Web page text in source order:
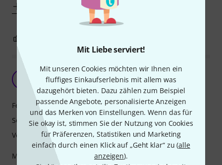
Mit Liebe serviert!
Mit unseren Cookies möchten wir Ihnen ein
fluffiges Einkaufserlebnis mit allem was
dazugehört bieten. Dazu zählen zum Beispiel
passende Angebote, personalisierte Anzeigen
und das Merken von Einstellungen. Wenn das für
Sie okay ist, stimmen Sie der Nutzung von Cookies
für Präferenzen, Statistiken und Marketing
einfach durch einen Klick auf „Geht klar“ zu (alle
anzeigen).
Habe mich schnell damit vertraut gefühlt
Parlicht 14.10.2025
Mein erstes Banjo -- schon nach kurzer Zeit habe ich mich
Features
Sound
Verarbeitung